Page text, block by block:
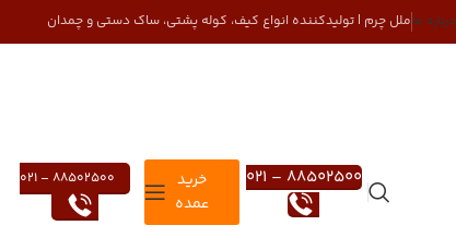
درباره ماملل چرم | تولیدکننده انواع کیف، کوله پشتی، ساک دستی و چمدان
88502500 – 021
خرید
عمده
88502500 – 021